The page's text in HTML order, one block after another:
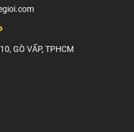
GÒ VẤP, TPHCM